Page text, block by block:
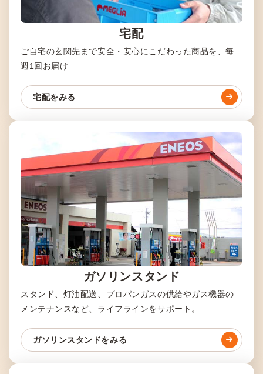
宅配
ご自宅の玄関先まで安全・安心にこだわった商品を、毎
週1回お届け
宅配をみる
ガソリンスタンド
スタンド、灯油配送、プロパンガスの供給やガス機器の
メンテナンスなど、ライフラインをサポート。
ガソリンスタンドをみる